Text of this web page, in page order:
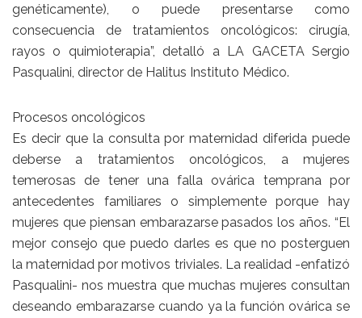
genéticamente), o puede presentarse como
consecuencia de tratamientos oncológicos: cirugía,
rayos o quimioterapia”, detalló a LA GACETA Sergio
Pasqualini, director de Halitus Instituto Médico.
Procesos oncológicos
Es decir que la consulta por maternidad diferida puede
deberse a tratamientos oncológicos, a mujeres
temerosas de tener una falla ovárica temprana por
antecedentes familiares o simplemente porque hay
mujeres que piensan embarazarse pasados los años. “El
mejor consejo que puedo darles es que no posterguen
la maternidad por motivos triviales. La realidad -enfatizó
Pasqualini- nos muestra que muchas mujeres consultan
deseando embarazarse cuando ya la función ovárica se